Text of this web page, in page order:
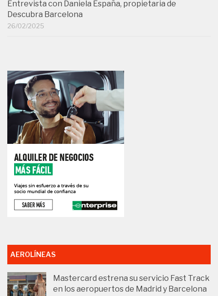
Entrevista con Daniela España, propietaria de
Descubra Barcelona
26/02/2025
AEROLÍNEAS
Mastercard estrena su servicio Fast Track
en los aeropuertos de Madrid y Barcelona